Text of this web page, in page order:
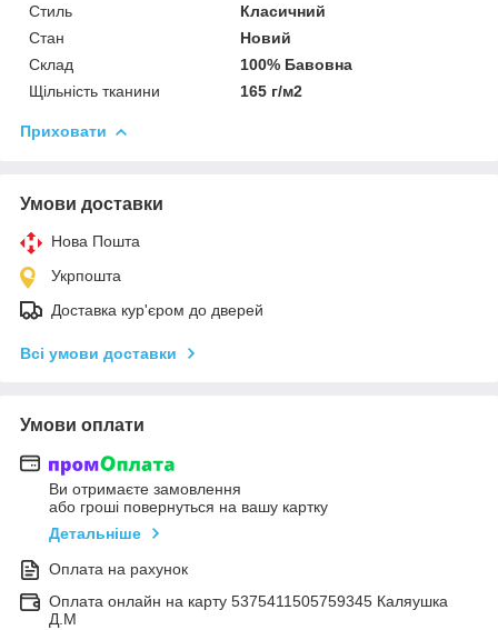
Стиль
Класичний
Стан
Новий
Склад
100% Бавовна
Щільність тканини
165 г/м2
Приховати
Умови доставки
Нова Пошта
Укрпошта
Доставка кур'єром до дверей
Всі умови доставки
Умови оплати
Ви отримаєте замовлення
або гроші повернуться на вашу картку
Детальніше
Оплата на рахунок
Оплата онлайн на карту 5375411505759345 Каляушка
Д.М